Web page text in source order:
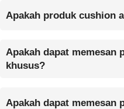
Apakah produk cushion
Apakah dapat memesan
khusus?
Apakah dapat memesan